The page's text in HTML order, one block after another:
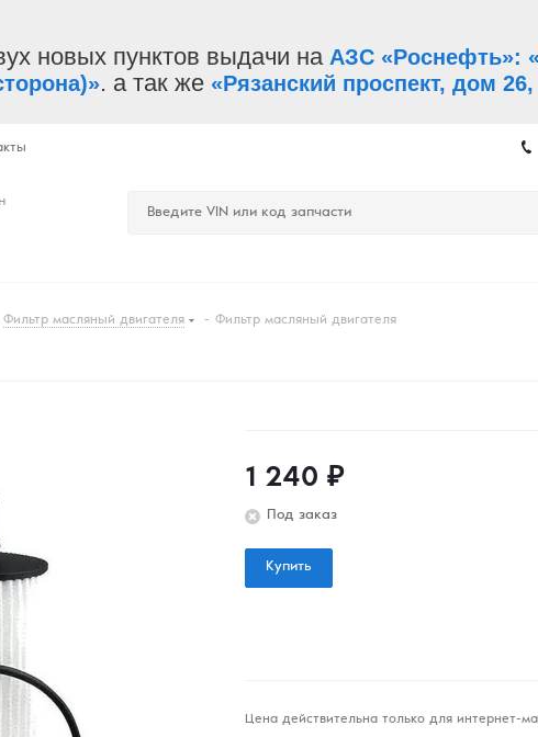
новых пунктов выдачи на АЗС «Роснефть»:
. а так же «Рязанский проспект, дом
Фильтр масляный двигателя - Фильтр масляный двигателя
1 240 ₽
Под заказ
Купить
Цена действительна только для интернет-